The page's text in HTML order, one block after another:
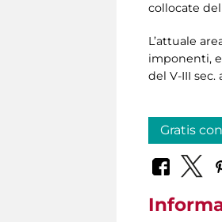
collocate
L’attuale
imponenti,
del V-III sec.
Gratis